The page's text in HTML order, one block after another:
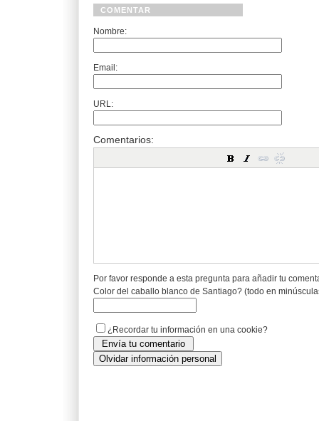
COMENTAR
Nombre:
Email:
URL:
Comentarios:
Por favor responde a esta pregunta para añadir tu
Color del caballo blanco de Santiago? (todo en
¿Recordar tu información en una cookie?